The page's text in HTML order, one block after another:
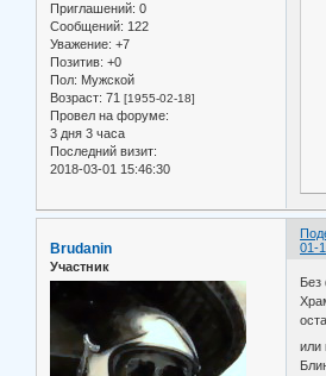
Приглашений: 0
Сообщений: 122
Уважение: +7
Позитив: +0
Пол: Мужской
Возраст: 71 [1955-02-18]
Провел на форуме:
3 дня 3 часа
Последний визит:
2018-03-01 15:46:30
01-
Brudanin
Участник
Без
или